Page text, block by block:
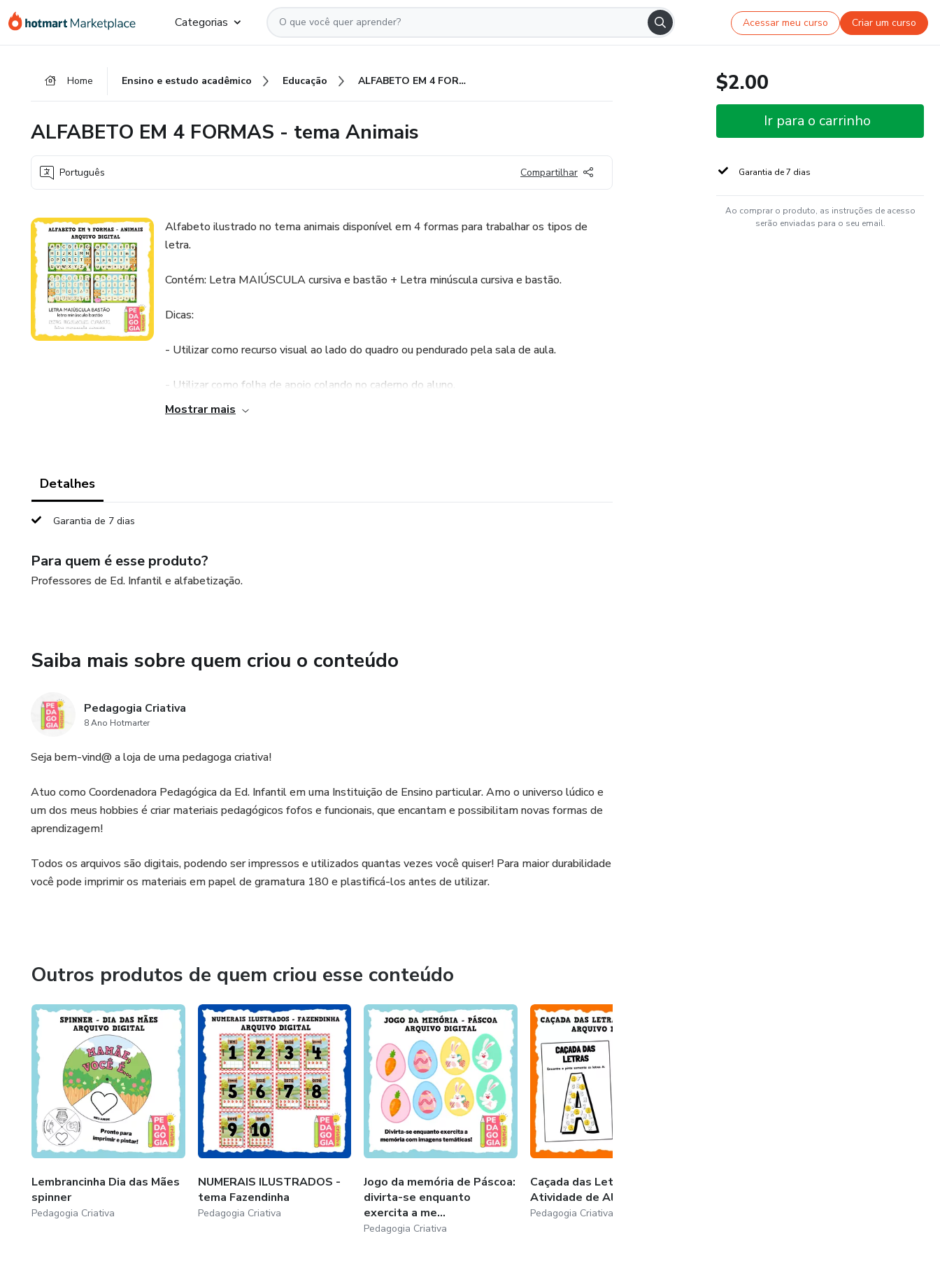
para
para
para
Categorias Acessar meu curso Criar um curso
Home Ensino e estudo acadêmico Educação ALFABETO EM 4 FORMAS - tema Animais
ALFABETO EM 4 FORMAS - tema Animais
Português Compartilhar
Alfabeto ilustrado no tema animais disponível em 4 formas para trabalhar os tipos de
letra.
Contém: Letra MAIÚSCULA cursiva e bastão + Letra minúscula cursiva e bastão.
Dicas:
- Utilizar como recurso visual ao lado do quadro ou pendurado pela sala de aula.
- Utilizar como folha de apoio colando no caderno do aluno.
Mostrar mais
Detalhes
Garantia de 7 dias
Para quem é esse produto?
Professores de Ed. Infantil e alfabetização.
Saiba mais sobre quem criou o conteúdo
Pedagogia Criativa
8 Ano Hotmarter
Seja bem-vind@ a loja de uma pedagoga criativa!
Atuo como Coordenadora Pedagógica da Ed. Infantil em uma Instituição de Ensino particular. Amo o universo lúdico e
um dos meus hobbies é criar materiais pedagógicos fofos e funcionais, que encantam e possibilitam novas formas de
aprendizagem!
Todos os arquivos são digitais, podendo ser impressos e utilizados quantas vezes você quiser! Para maior durabilidade
você pode imprimir os materiais em papel de gramatura 180 e plastificá-los antes de utilizar.
Outros produtos de quem criou esse conteúdo
Lembrancinha Dia das Mães
spinner
Pedagogia Criativa
NUMERAIS ILUSTRADOS -
tema Fazendinha
Pedagogia Criativa
Jogo da memória de Páscoa:
divirta-se enquanto
exercita a me...
Pedagogia Criativa
Caçada das Letras |
Atividade de Alfabetização
Pedagogia Criativa
$2.00
Ir para o carrinho
Garantia de 7 dias
Ao comprar o produto, as instruções de acesso
serão enviadas para o seu email.